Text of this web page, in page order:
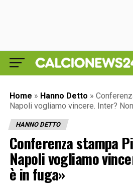
Home » Hanno Detto »
Napoli vogliamo vincere. Inter?
HANNO DETTO
Conferenza stampa
Napoli vogliamo
è in fuga»